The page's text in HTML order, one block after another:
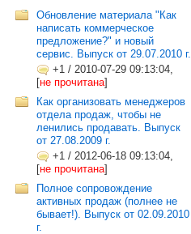
Обновление материала "Как
написать коммерческое
предложение?" и новый
сервис. Выпуск от 29.07.2010 г.
+1 / 2010-07-29 09:13:04,
[не прочитана]
Как организовать менеджеров
отдела продаж, чтобы не
ленились продавать. Выпуск
от 27.08.2009 г.
+1 / 2012-06-18 09:13:04,
[не прочитана]
Полное сопровождение
активных продаж (полнее не
бывает!). Выпуск от 02.09.2010
г.